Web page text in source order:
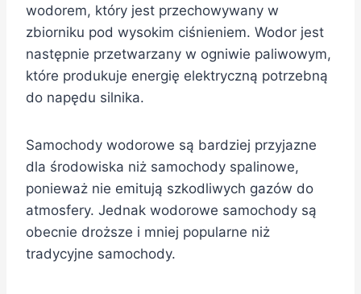
wodorem, który jest przechowywany w
zbiorniku pod wysokim ciśnieniem. Wodor jest
następnie przetwarzany w ogniwie paliwowym,
które produkuje energię elektryczną potrzebną
do napędu silnika.
Samochody wodorowe są bardziej przyjazne
dla środowiska niż samochody spalinowe,
ponieważ nie emitują szkodliwych gazów do
atmosfery. Jednak wodorowe samochody są
obecnie droższe i mniej popularne niż
tradycyjne samochody.